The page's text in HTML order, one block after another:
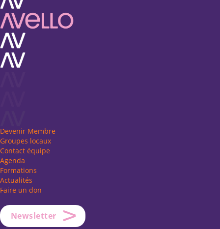
Devenir Membre
Groupes locaux
Contact équipe
Agenda
Formations
Actualités
Faire un don
Newsletter